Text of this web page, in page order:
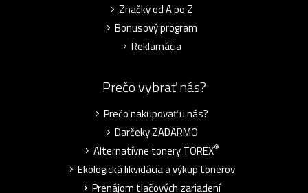
Značky od A po Z
Bonusový program
Reklamácia
Prečo vybrať nás?
Prečo nakupovať u nás?
Darčeky ZADARMO
Alternatívne tonery TOREX®
Ekologická likvidácia a výkup tonerov
Prenájom tlačových zariadení